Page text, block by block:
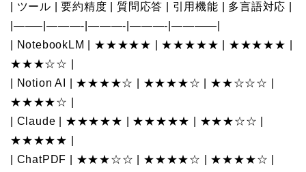
| ツール | 要約精度 | 質問応答 | 引用機能 | 多言語対応 |
|——–|———-|———-|———-|————|
| NotebookLM | ★★★★★ | ★★★★★ | ★★★★★ |
★★★☆☆ |
| Notion AI | ★★★★☆ | ★★★★☆ | ★★☆☆☆ |
★★★★☆ |
| Claude | ★★★★★ | ★★★★★ | ★★★☆☆ |
★★★★★ |
| ChatPDF | ★★★☆☆ | ★★★★☆ | ★★★★☆ |